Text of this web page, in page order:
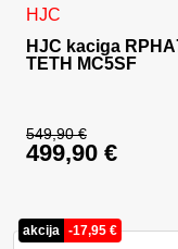
HJC
HJC kaciga
TETH MC5SF
549,90€
Izvorna
499,90 €
Trenutna
Ovaj proizvod ima
akcija -17,95 €